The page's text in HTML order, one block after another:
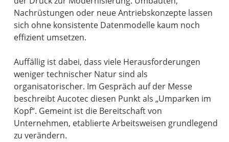
Nachrüstungen oder neue Antriebskonzepte lassen
sich ohne konsistente Datenmodelle kaum noch
effizient umsetzen.
Auffällig ist dabei, dass viele Herausforderungen
weniger technischer Natur sind als
organisatorischer. Im Gespräch auf der Messe
beschreibt Aucotec diesen Punkt als „Umparken im
Kopf“. Gemeint ist die Bereitschaft von
Unternehmen, etablierte Arbeitsweisen grundlegend
zu verändern.